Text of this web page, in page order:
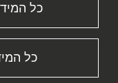
התפתחות
מידע על
כל
כל